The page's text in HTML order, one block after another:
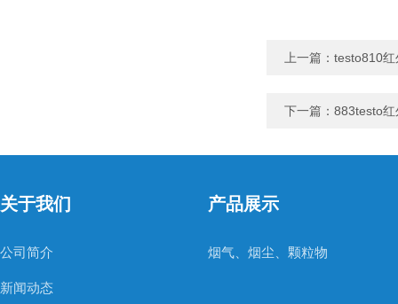
上一篇： testo810
下一篇： 883testo
关于我们
公司简介
新闻动态
产品展示
烟气、烟尘、颗粒物